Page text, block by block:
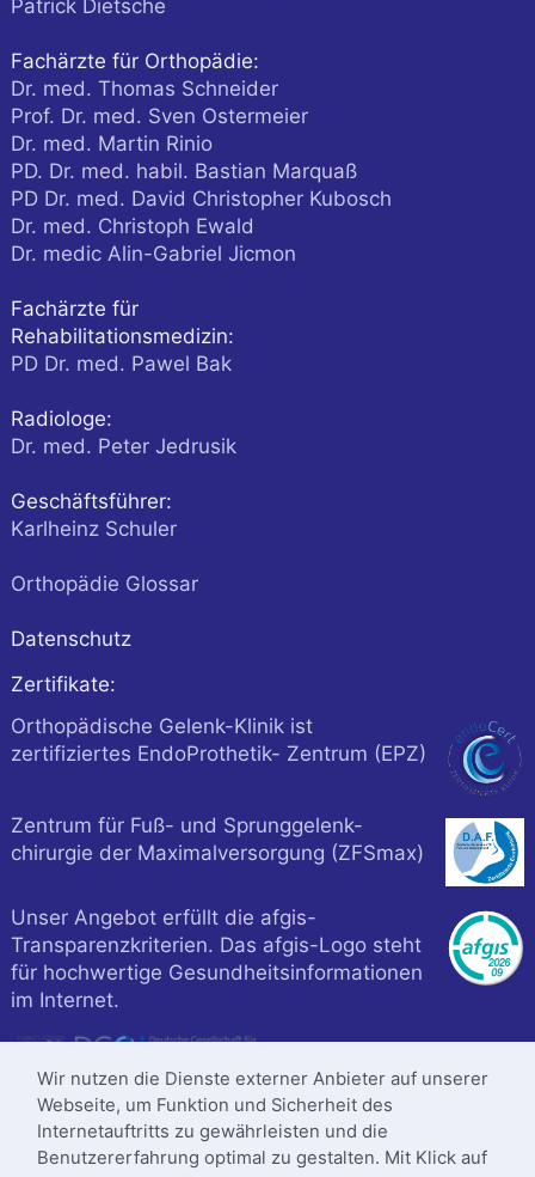
Patrick Dietsche
Fachärzte für Orthopädie:
Dr. med. Thomas Schneider
Prof. Dr. med. Sven Ostermeier
Dr. med. Martin Rinio
PD. Dr. med. habil. Bastian Marquaß
PD Dr. med. David Christopher Kubosch
Dr. med. Christoph Ewald
Dr. medic Alin-Gabriel Jicmon
Fachärzte für
Rehabilitationsmedizin:
PD Dr. med. Pawel Bak
Radiologe:
Dr. med. Peter Jedrusik
Geschäftsführer:
Karlheinz Schuler
Orthopädie Glossar
Datenschutz
Zertifikate:
Orthopädische Gelenk-Klinik ist
zertifiziertes EndoProthetik- Zentrum (EPZ)
Zentrum für Fuß- und Sprunggelenk-
chirurgie der Maximalversorgung (ZFSmax)
Unser Angebot erfüllt die afgis-
Transparenzkriterien. Das afgis-Logo steht
für hochwertige Gesundheitsinformationen
im Internet.
Wir nutzen die Dienste externer Anbieter auf unserer
Webseite, um Funktion und Sicherheit des
Internetauftritts zu gewährleisten und die
Benutzererfahrung optimal zu gestalten. Mit Klick auf